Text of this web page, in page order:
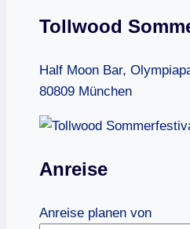
Tollwood
Half Moon Bar,
80809 München
Anreise
Anreise planen von